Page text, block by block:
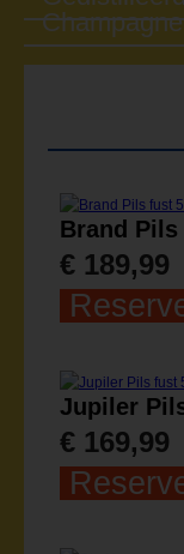
Brand
€ 189,99
Jupiler
€ 169,99